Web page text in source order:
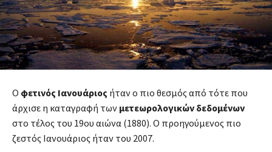
Ο φετινός Ιανουάριος ήταν ο πιο θεσμός από τότε που
άρχισε η καταγραφή των μετεωρολογικών δεδομένων
στο τέλος του 19ου αιώνα (1880). Ο προηγούμενος πιο
ζεστός Ιανουάριος ήταν του 2007.